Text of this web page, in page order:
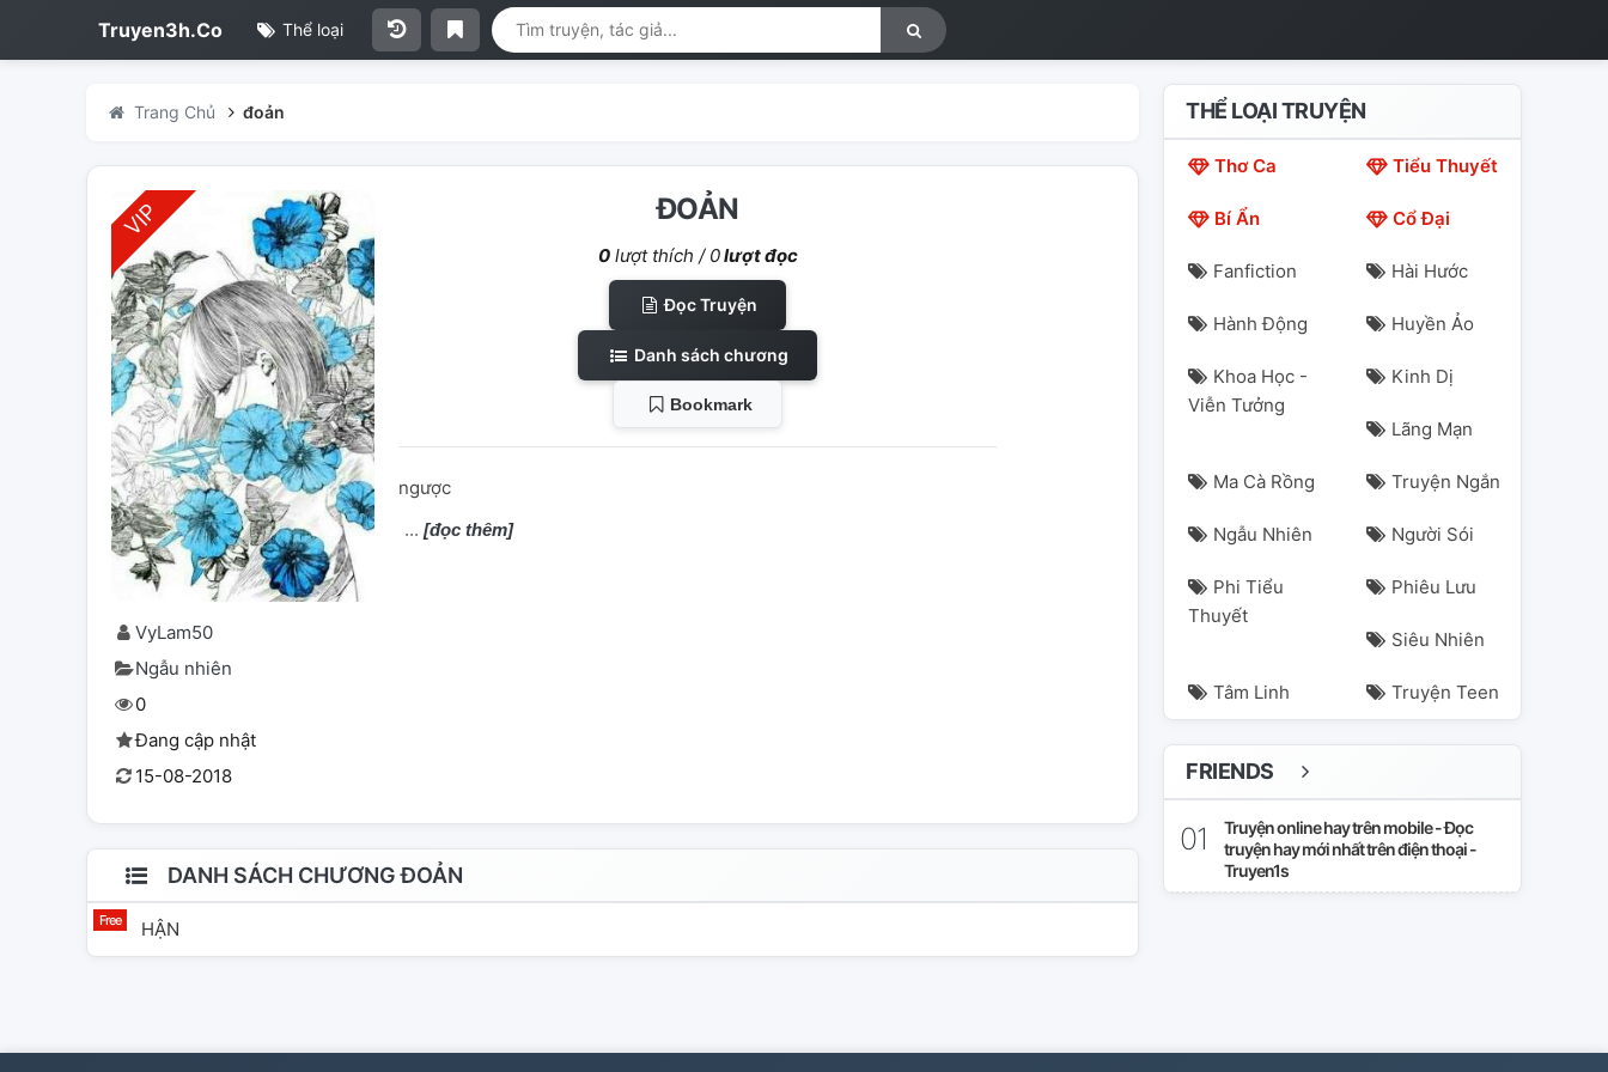
Truyen3h.Co Thể loại
Trang Chủ đoản
VyLam50
Ngẫu nhiên
0
Đang cập nhật
15-08-2018
ĐOẢN
0lượt thích / 0lượt đọc
Đọc Truyện
Danh sách chương
Bookmark
ngược
[đọc thêm]
DANH SÁCH CHƯƠNG ĐOẢN
HẬN
THỂ LOẠI TRUYỆN
Thơ Ca Tiểu Thuyết
Bí Ẩn Cổ Đại
Fanfiction Hài Hước
Hành Động Huyền Ảo
Khoa Học -
Viễn Tưởng
Kinh Dị
Lãng Mạn
Ma Cà Rồng Truyện Ngắn
Ngẫu Nhiên Người Sói
Phi Tiểu
Thuyết
Phiêu Lưu
Siêu Nhiên
Tâm Linh Truyện Teen
FRIENDS
Truyện online hay trên mobile - Đọc
truyện hay mới nhất trên điện thoại -
Truyen1s